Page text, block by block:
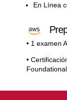
En Línea
• 1 examen
•
Foundational